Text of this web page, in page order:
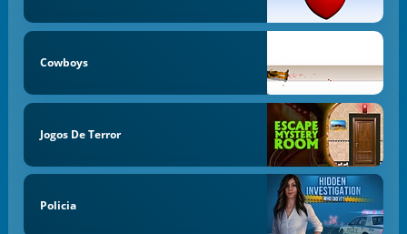
Cowboys
Jogos De Terror
Policia